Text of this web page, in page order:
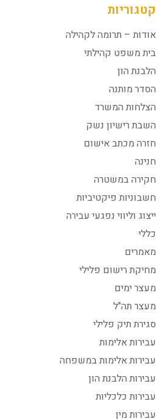
קטגוריות
אודות – תרומה לקהילה
בית משפט קהילתי
הלבנת הון
הסדר מותנה
הצלחות המשרד
השבת רישיון נשק
חזרה מכתב אישום
חנינה
חקירה במשטרה
חשבוניות פיקטיביות
ייצוג וליווי נפגעי עבירה
כללי
מאמרים
מחיקת רישום פלילי
מעצר ימים
מעצר תה"ל
סגירת תיק פלילי
עבירות אלימות
עבירות אלימות במשפחה
עבירות הלבנת הון
עבירות כלכליות
עבירות מין